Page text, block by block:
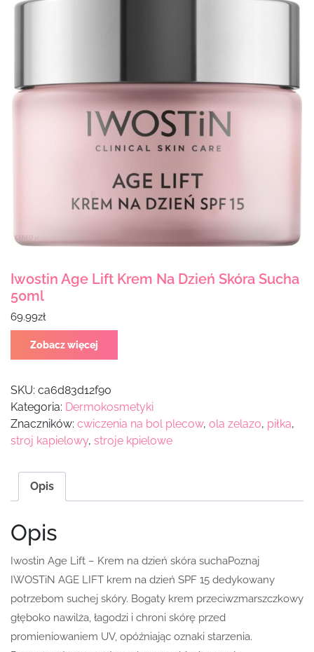
Iwostin Age Lift Krem Na Dzień Skóra Sucha
50ml
69.99zł
Zobacz więcej
SKU: ca6d83d12f90
Kategoria: Dermokosmetyki
Znaczników: cwiczenia na bol plecow, ola zelazo, piłka,
stroj kapielowy, stroje kpielowe
Opis
Opis
Iwostin Age Lift – Krem na dzień skóra suchaPoznaj
IWOSTiN AGE LIFT krem na dzień SPF 15 dedykowany
potrzebom suchej skóry. Bogaty krem przeciwzmarszczkowy
głęboko nawilża, łagodzi i chroni skórę przed
promieniowaniem UV, opóźniając oznaki starzenia.